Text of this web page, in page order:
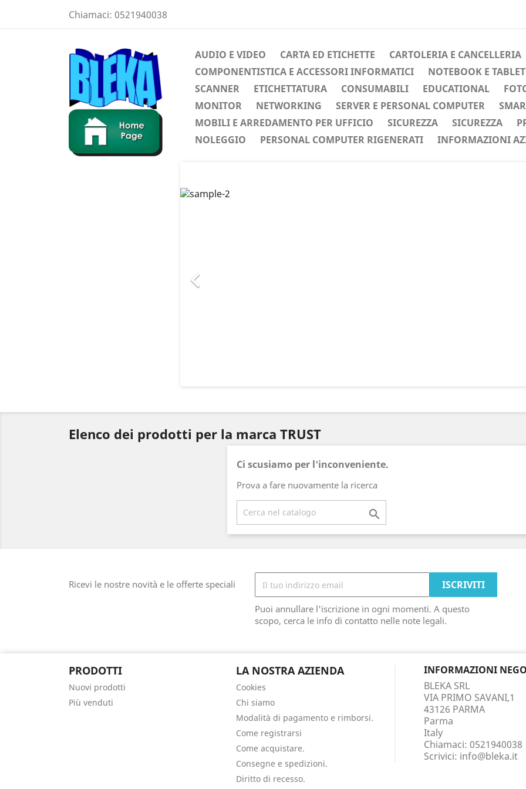
Chiamaci: 0521940038
AUDIO E VIDEO CARTA ED ETICHETTE
CARTOLERIA E CANCELLERIA
COMPONENTISTICA E ACCESSORI INFORMATICI
NOTEBOOK E TABLET
SCANNER
ETICHETTATURA CONSUMABILI EDUCATIONAL
MONITOR
NETWORKING SERVER E PERSONAL COMPUTER
MOBILI E ARREDAMENTO PER UFFICIO
SICUREZZA SICUREZZA
NOLEGGIO
PERSONAL COMPUTER RIGENERATI INFORMAZIONI

Elenco dei prodotti per la marca TRUST
Ci scusiamo per l'inconveniente.
Prova a fare nuovamente la ricerca

Ricevi le nostre novità e le offerte speciali
Puoi annullare l'iscrizione in ogni momenti. A questo
scopo, cerca le info di contatto nelle note legali.
PRODOTTI
Nuovi prodotti
Più venduti
LA NOSTRA AZIENDA
Cookies
Chi siamo
Modalità di pagamento e rimborsi.
Come registrarsi
Come acquistare.
Consegne e spedizioni.
Diritto di recesso.
INFORMAZIONI
BLEKA SRL
VIA PRIMO SAVANI,1
43126 PARMA
Parma
Italy
Chiamaci: 0521940038
Scrivici: info@bleka.it